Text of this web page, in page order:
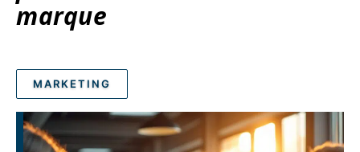
marque
MARKETING